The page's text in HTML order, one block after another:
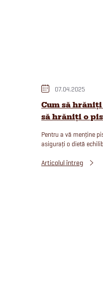
07.04.2025
Cum să hrăniți
să hrăniți o
Pentru a vă menține
asigurați o dietă
Articolul întreg